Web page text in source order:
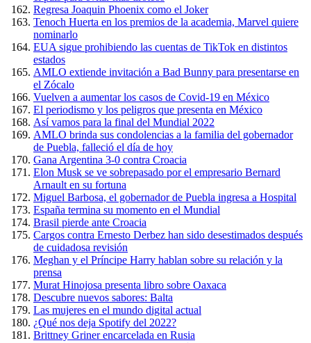
Regresa Joaquin Phoenix como el Joker
Tenoch Huerta en los premios de la academia, Marvel quiere
nominarlo
EUA sigue prohibiendo las cuentas de TikTok en distintos
estados
AMLO extiende invitación a Bad Bunny para presentarse en
el Zócalo
Vuelven a aumentar los casos de Covid-19 en México
El periodismo y los peligros que presenta en México
Así vamos para la final del Mundial 2022
AMLO brinda sus condolencias a la familia del gobernador
de Puebla, falleció el día de hoy
Gana Argentina 3-0 contra Croacia
Elon Musk se ve sobrepasado por el empresario Bernard
Arnault en su fortuna
Miguel Barbosa, el gobernador de Puebla ingresa a Hospital
España termina su momento en el Mundial
Brasil pierde ante Croacia
Cargos contra Ernesto Derbez han sido desestimados después
de cuidadosa revisión
Meghan y el Príncipe Harry hablan sobre su relación y la
prensa
Murat Hinojosa presenta libro sobre Oaxaca
Descubre nuevos sabores: Balta
Las mujeres en el mundo digital actual
¿Qué nos deja Spotify del 2022?
Brittney Griner encarcelada en Rusia